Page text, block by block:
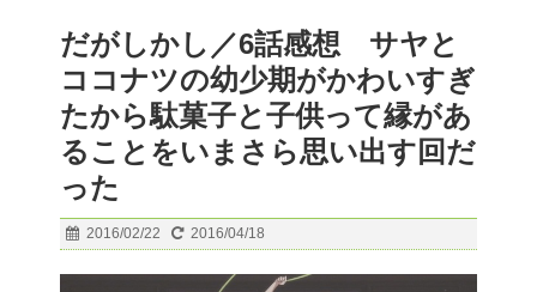
だがしかし／6話感想 サヤと
ココナツの幼少期がかわいすぎ
たから駄菓子と子供って縁があ
ることをいまさら思い出す回だ
った
2016/02/22 2016/04/18